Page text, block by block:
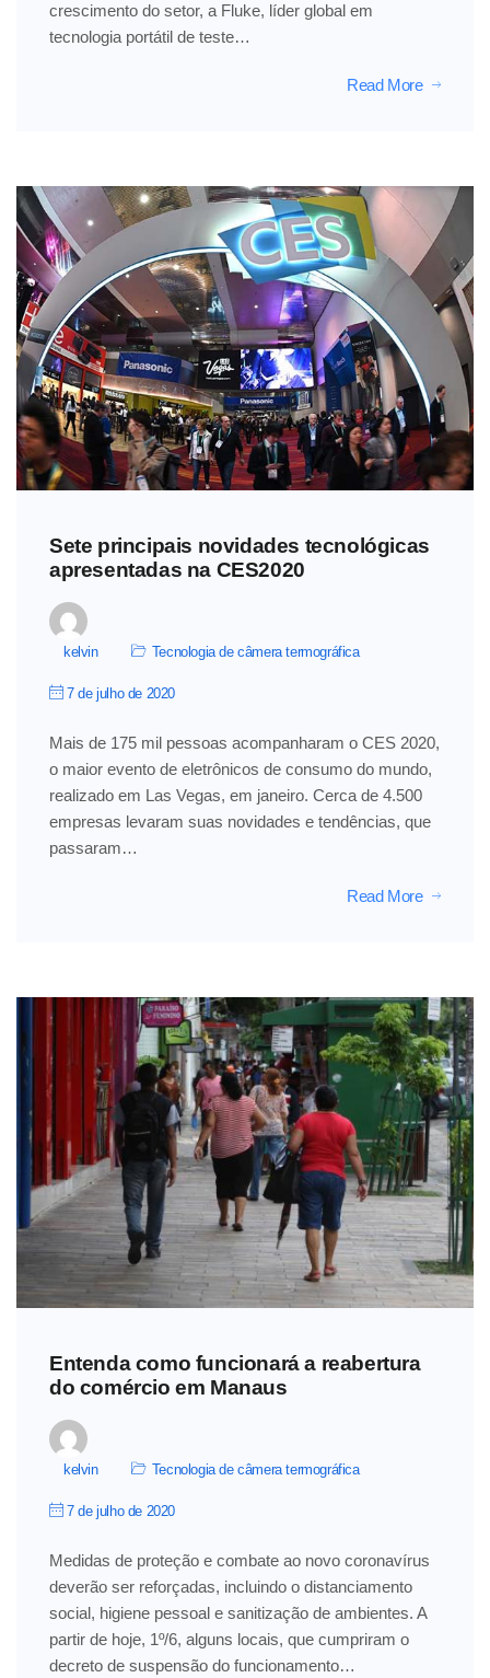
crescimento do setor, a Fluke, líder global em
tecnologia portátil de teste…
Read More
Sete principais novidades tecnológicas
apresentadas na CES2020
kelvin Tecnologia de câmera termográfica
7 de julho de 2020
Mais de 175 mil pessoas acompanharam o CES 2020,
o maior evento de eletrônicos de consumo do mundo,
realizado em Las Vegas, em janeiro. Cerca de 4.500
empresas levaram suas novidades e tendências, que
passaram…
Read More
Entenda como funcionará a reabertura
do comércio em Manaus
kelvin Tecnologia de câmera termográfica
7 de julho de 2020
Medidas de proteção e combate ao novo coronavírus
deverão ser reforçadas, incluindo o distanciamento
social, higiene pessoal e sanitização de ambientes. A
partir de hoje, 1º/6, alguns locais, que cumpriram o
decreto de suspensão do funcionamento…